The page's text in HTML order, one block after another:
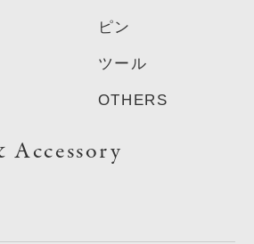
ピン
ツール
OTHERS
Accessory